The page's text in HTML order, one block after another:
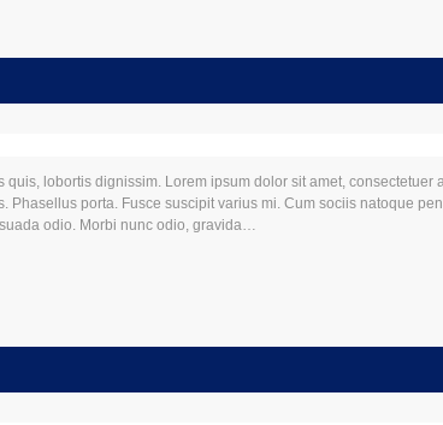
lobortis dignissim. Lorem ipsum dolor sit amet, consectetuer
porta. Fusce suscipit varius mi. Cum sociis natoque
odio. Morbi nunc odio, gravida…